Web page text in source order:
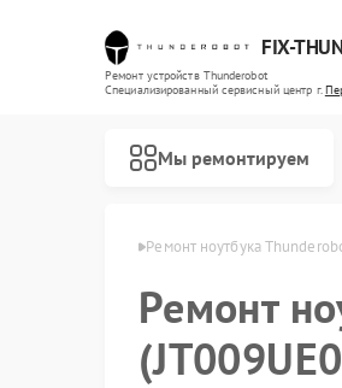
FIX-
Ремонт устройств Thunderobot
Специализированный cервисный центр г.
Мы ремонтируем
в Перми Ремонт ноутбука
Ремонт